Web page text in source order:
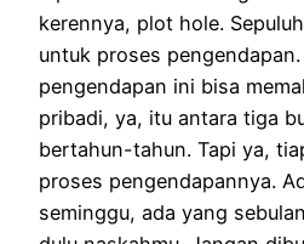
kerennya, plot hole.
untuk proses
pengendapan ini bisa
pribadi, ya, itu antara tiga
bertahun-tahun. Tapi ya,
proses pengendapannya.
seminggu, ada yang